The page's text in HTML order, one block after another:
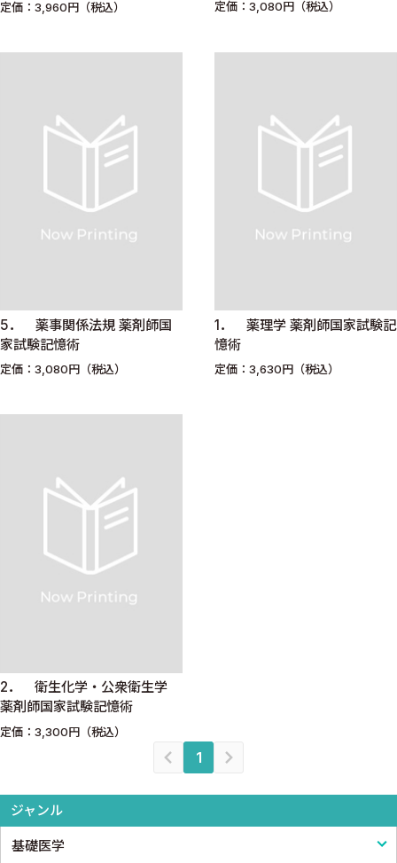
ジャンル
基礎医学
定価：3,960円（税込） 定価：3,080円（税込）
5． 薬事関係法規 薬剤師国
家試験記憶術
定価：3,080円（税込）
1． 薬理学 薬剤師国家試験記
憶術
定価：3,630円（税込）
2． 衛生化学・公衆衛生学
薬剤師国家試験記憶術
定価：3,300円（税込）
1